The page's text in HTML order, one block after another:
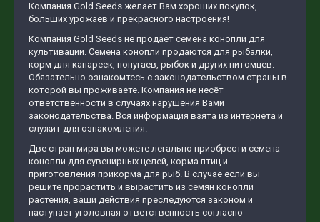
Компания Gold Seeds желает Вам хороших покупок,
больших урожаев и прекрасного настроения!
Компания Gold Seeds не продаёт семена конопли для
культивации. Семена конопли продаются для рыбалки,
корм для канареек, попугаев, рыбок и других питомцев.
Обязательно ознакомтесь с законодательством страны в
которой вы проживаете. Компания не несёт
ответственности в случаях нарушения Вами
законодательства. Вся информация взята из интернета и
служит для ознакомления.
Две стран мира вы можете легально приобрести семена
конопли для сувенирных целей, корма птиц и
приготовления прикорма для рыб. В случае если вы
решите прорастить и вырастить из семян конопли
растения, ваши действия преследуются законом и
наступает уголовная ответственность согласно